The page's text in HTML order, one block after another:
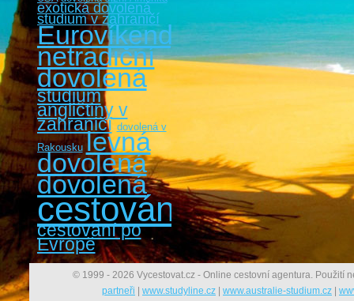
exotická dovolená
studium v zahraničí
Eurovíkendy
netradiční
dovolená
studium
angličtiny v
zahraničí dovolená v
Rakousku levná
dovolená
dovolená
cestování
cestovaní po
Evropě
© 1999 - 2026 Vycestovat.cz - Online cestovní agentura. Použití
partneři
www.studyline.cz www.australie-studium.cz